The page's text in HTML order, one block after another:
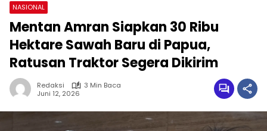
NASIONAL
Mentan Amran Siapkan 30 Ribu
Hektare Sawah Baru di Papua,
Ratusan Traktor Segera Dikirim
Redaksi
3 Min Baca
Juni 12, 2026